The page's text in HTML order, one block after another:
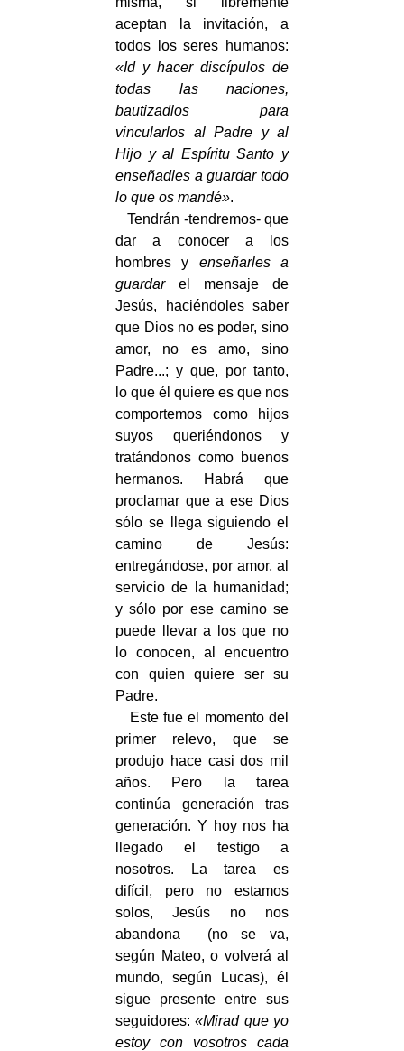
aceptan la invitación, a
todos los seres humanos:
«Id y hacer discípulos de
todas las naciones,
bautizadlos para
vincularlos al Padre y al
Hijo y al Espíritu Santo y
enseñadles a guardar todo
lo que os mandé».
Tendrán -tendremos- que
dar a conocer a los
hombres y enseñarles a
guardar el mensaje de
Jesús, haciéndoles saber
que Dios no es poder, sino
amor, no es amo, sino
Padre...; y que, por tanto,
lo que él quiere es que nos
comportemos como hijos
suyos queriéndonos y
tratándonos como buenos
hermanos. Habrá que
proclamar que a ese Dios
sólo se llega siguiendo el
camino de Jesús:
entregándose, por amor, al
servicio de la humanidad;
y sólo por ese camino se
puede llevar a los que no
lo conocen, al encuentro
con quien quiere ser su
Padre.
Este fue el momento del
primer relevo, que se
produjo hace casi dos mil
años. Pero la tarea
continúa generación tras
generación. Y hoy nos ha
llegado el testigo a
nosotros. La tarea es
difícil, pero no estamos
solos, Jesús no nos
abandona (no se va,
según Mateo, o volverá al
mundo, según Lucas), él
sigue presente entre sus
seguidores:«Mirad que yo
estoy con vosotros cada